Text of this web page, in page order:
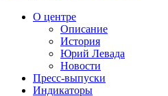
О центре
Описание
История
Юрий Левада
Новости
Пресс-выпуски
Индикаторы